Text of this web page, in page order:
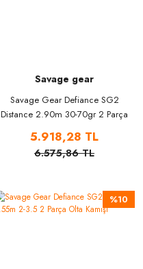
Savage gear
Savage Gear Defiance SG2
Distance 2.90m 30-70gr 2 Parça
5.918,28 TL
6.575,86 TL
%10